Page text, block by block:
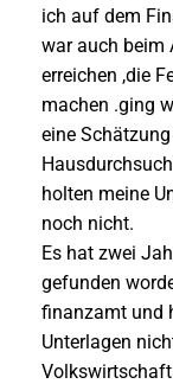
ich auf dem
war auch beim
erreichen ,die
machen .ging
eine
holten meine
noch nicht.
Es hat zwei
gefunden
finanzamt und
Unterlagen